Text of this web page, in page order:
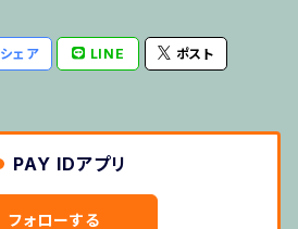
シェア LINE ポスト
PAY IDアプリ
フォローする